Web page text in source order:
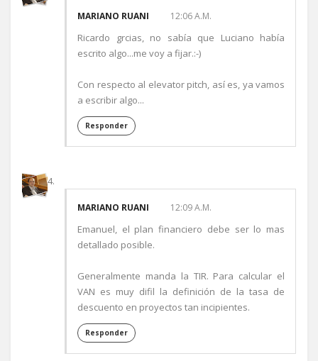
MARIANO RUANI 12:06 A.M.
Ricardo grcias, no sabía que Luciano había
escrito algo...me voy a fijar.:-)
Con respecto al elevator pitch, así es, ya vamos
a escribir algo...
Responder
MARIANO RUANI 12:09 A.M.
Emanuel, el plan financiero debe ser lo mas
detallado posible.
Generalmente manda la TIR. Para calcular el
VAN es muy difil la definición de la tasa de
descuento en proyectos tan incipientes.
Responder